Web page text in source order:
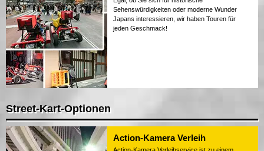
Sehenswürdigkeiten oder moderne Wunder
Japans interessieren, wir haben Touren für
jeden Geschmack!
Street-Kart-Optionen
Action-Kamera Verleih